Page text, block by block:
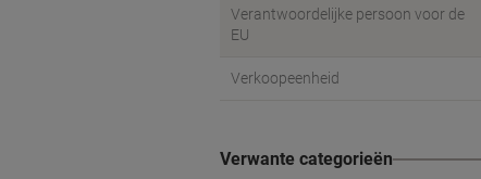
Verantwoordelijke persoon voor de
EU
Verkoopeenheid
Verwante categorieën